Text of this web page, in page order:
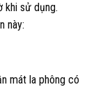
khi sử dụng.
này:
mát la phông có